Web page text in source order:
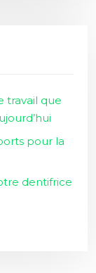
travail que
pour la
dentifrice